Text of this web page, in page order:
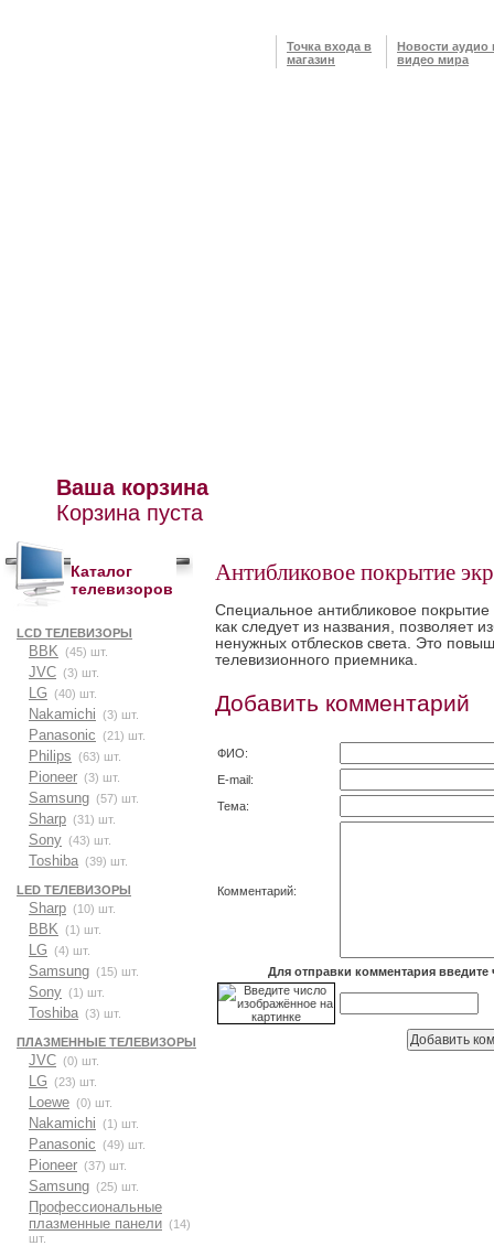
Точка входа в
магазин
Новости аудио
видео мира
Ваша корзина
Корзина пуста
Каталог
телевизоров
LCD ТЕЛЕВИЗОРЫ
BBK (45) шт.
JVC (3) шт.
LG (40) шт.
Nakamichi (3) шт.
Panasonic (21) шт.
Philips (63) шт.
Pioneer (3) шт.
Samsung (57) шт.
Sharp (31) шт.
Sony (43) шт.
Toshiba (39) шт.
LED ТЕЛЕВИЗОРЫ
Sharp (10) шт.
BBK (1) шт.
LG (4) шт.
Samsung (15) шт.
Sony (1) шт.
Toshiba (3) шт.
ПЛАЗМЕННЫЕ ТЕЛЕВИЗОРЫ
JVC (0) шт.
LG (23) шт.
Loewe (0) шт.
Nakamichi (1) шт.
Panasonic (49) шт.
Pioneer (37) шт.
Samsung (25) шт.
Профессиональные
плазменные панели (14)
шт.
Антибликовое покрытие
Специальное антибликовое
как следует из названия, позволяет
ненужных отблесков света. Это
телевизионного приемника.
Добавить комментарий
ФИО:
E-mail:
Тема:
Комментарий:
Для отправки комментария введите